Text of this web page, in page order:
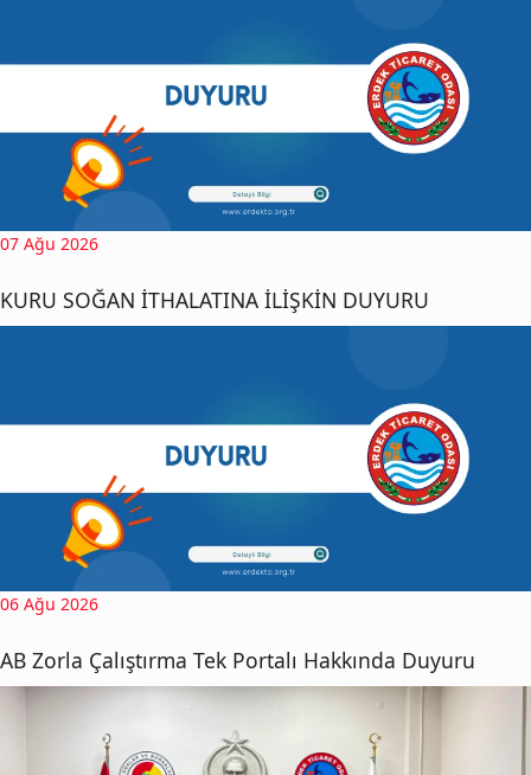
07 Ağu 2026
KURU SOĞAN İTHALATINA İLİŞKİN DUYURU
06 Ağu 2026
AB Zorla Çalıştırma Tek Portalı Hakkında Duyuru